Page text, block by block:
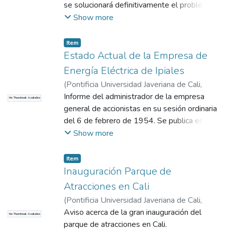
se solucionará definitivamente el problema
Informa que INSFOPAL proyecta un
solucionará en término de dos años la
totalidad de los problemas de acueducto y
alcantarillado del perímetro urbano y
suburbano del municipio. El gerente es
partidario de que el acueducto de Pasto
continué asociado a la nación no solo por las
conveniencias técnicas y económicas sino
por cuanto hay compromisos de índole legal
y contractual. Se prevé la construcción de la
Show more
No Thumbnail Available
Item
Estado Actual de la Empresa de
Energía Eléctrica de Ipiales
(Pontificia Universidad Javeriana de Cali,
2017)COMHISTORIA
Informe del administrador de la empresa
general de accionistas en su sesión ordinaria
del 6 de febrero de 1954. Se publica en su
totalidad el informe presentado por
Show more
No Thumbnail Available
Item
Inauguración Parque de
Atracciones en Cali
(Pontificia Universidad Javeriana de Cali,
2017 )COMHISTORIA
Aviso acerca de la gran inauguración del
parque de atracciones en Cali.